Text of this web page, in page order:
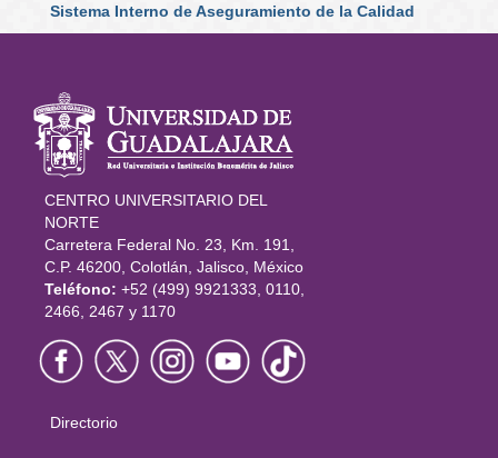
Sistema Interno de Aseguramiento de la Calidad
Información
del portal
CENTRO UNIVERSITARIO DEL
NORTE
Carretera Federal No. 23, Km. 191,
C.P. 46200, Colotlán, Jalisco, México
Teléfono: +52 (499) 9921333, 0110,
2466, 2467 y 1170
Menú
Directorio